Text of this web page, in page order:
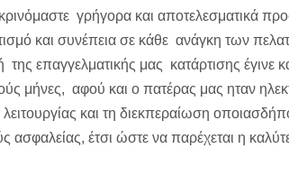
γρήγορα και αποτελεσματικά
και συνέπεια σε κάθε ανάγκη των
της επαγγελματικής μας κατάρτισης έγινε
μήνες, αφού και ο πατέρας μας ηταν
και τη διεκπεραίωση
ασφαλείας, έτσι ώστε να παρέχεται η